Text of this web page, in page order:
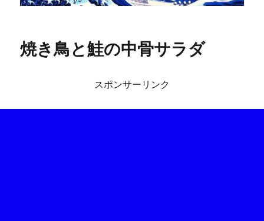
焼き鳥と鮭の中骨サラダ
スポンサーリンク